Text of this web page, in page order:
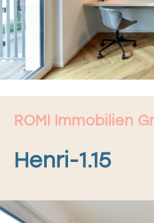
ROMI Immobilien
Henri-1.15